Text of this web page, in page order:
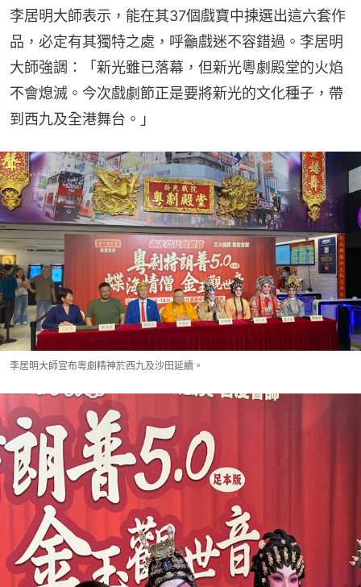
李居明大師表示，能在其37個戲寶中揀選出這六套作
品，必定有其獨特之處，呼籲戲迷不容錯過。李居明
大師強調：「新光雖已落幕，但新光粵劇殿堂的火焰
不會熄滅。今次戲劇節正是要將新光的文化種子，帶
到西九及全港舞台。」
李居明大師宣布粵劇精神於西九及沙田延續。